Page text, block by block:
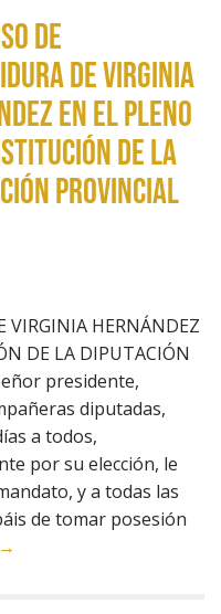
DE
DE VIRGINIA
EN EL PLENO
DE LA
PROVINCIAL
VIRGINIA HERNÁNDEZ
DE LA DIPUTACIÓN
presidente,
diputadas,
a todos,
por su elección, le
y a todas las
de tomar posesión